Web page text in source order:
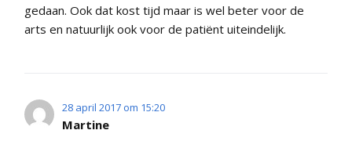
gedaan. Ook dat kost tijd maar is wel beter voor de
arts en natuurlijk ook voor de patiënt uiteindelijk.
28 april 2017 om 15:20
Martine